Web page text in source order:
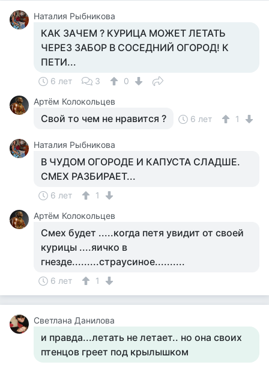
Наталия Рыбникова
КАК ЗАЧЕМ ? КУРИЦА МОЖЕТ ЛЕТАТЬ
ЧЕРЕЗ ЗАБОР В СОСЕДНИЙ ОГОРОД! К
ПЕТИ...
6 лет 3
0
Артём Колокольцев
Свой то чем не нравится ? 6 лет 1
Наталия Рыбникова
В ЧУДОМ ОГОРОДЕ И КАПУСТА СЛАДШЕ.
СМЕХ РАЗБИРАЕТ...
6 лет
1
Артём Колокольцев
Смех будет .....когда петя увидит от своей
курицы ....яичко в
гнезде.........страусиное..........
6 лет 1
Светлана Данилова
и правда...летать не летает.. но она своих
птенцов греет под крылышком